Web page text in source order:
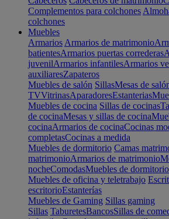
Complementos para colchones
colchones
Muebles
Armarios Armarios de matrimonio
batientesArmarios puertas correderas
juvenilArmarios infantilesArmarios
auxiliaresZapateros
Muebles de salón SillasMesas de
TVVitrinasAparadoresEstanterias
Muebles de cocina Sillas de cocinas
de cocinaMesas y sillas de cocina
cocinaArmarios de cocinaCocinas
completasCocinas a medida
Muebles de dormitorio Camas
matrimonioArmarios de matrimonio
nocheComodasMuebles de
Muebles de oficina y teletrabajo
escritorioEstanterías
Muebles de Gaming Sillas gaming
Sillas TaburetesBancosSillas de